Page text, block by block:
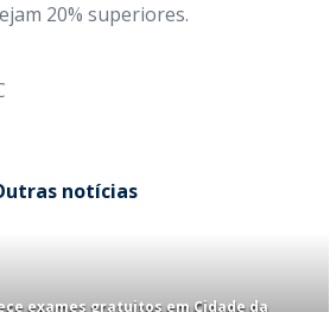
20% superiores.
notícias
exames gratuitos em Cidade da